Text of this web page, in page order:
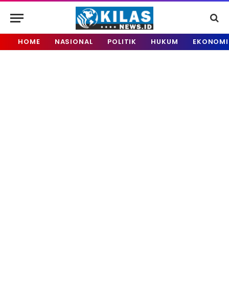
HOME NASIONAL POLITIK HUKUM EKONOMI